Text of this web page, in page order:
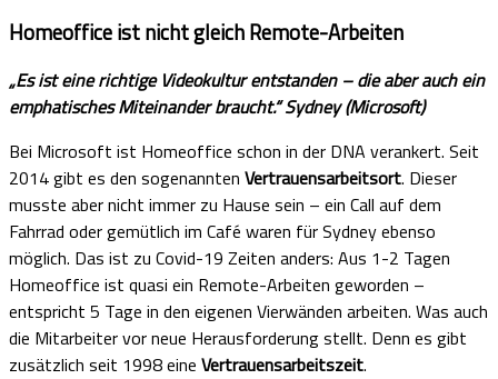
Homeoffice ist nicht gleich Remote-Arbeiten
„Es ist eine richtige Videokultur entstanden – die aber auch ein
emphatisches Miteinander braucht.“ Sydney (Microsoft)
Bei Microsoft ist Homeoffice schon in der DNA verankert. Seit
2014 gibt es den sogenannten Vertrauensarbeitsort. Dieser
musste aber nicht immer zu Hause sein – ein Call auf dem
Fahrrad oder gemütlich im Café waren für Sydney ebenso
möglich. Das ist zu Covid-19 Zeiten anders: Aus 1-2 Tagen
Homeoffice ist quasi ein Remote-Arbeiten geworden –
entspricht 5 Tage in den eigenen Vierwänden arbeiten. Was auch
die Mitarbeiter vor neue Herausforderung stellt. Denn es gibt
zusätzlich seit 1998 eine Vertrauensarbeitszeit.